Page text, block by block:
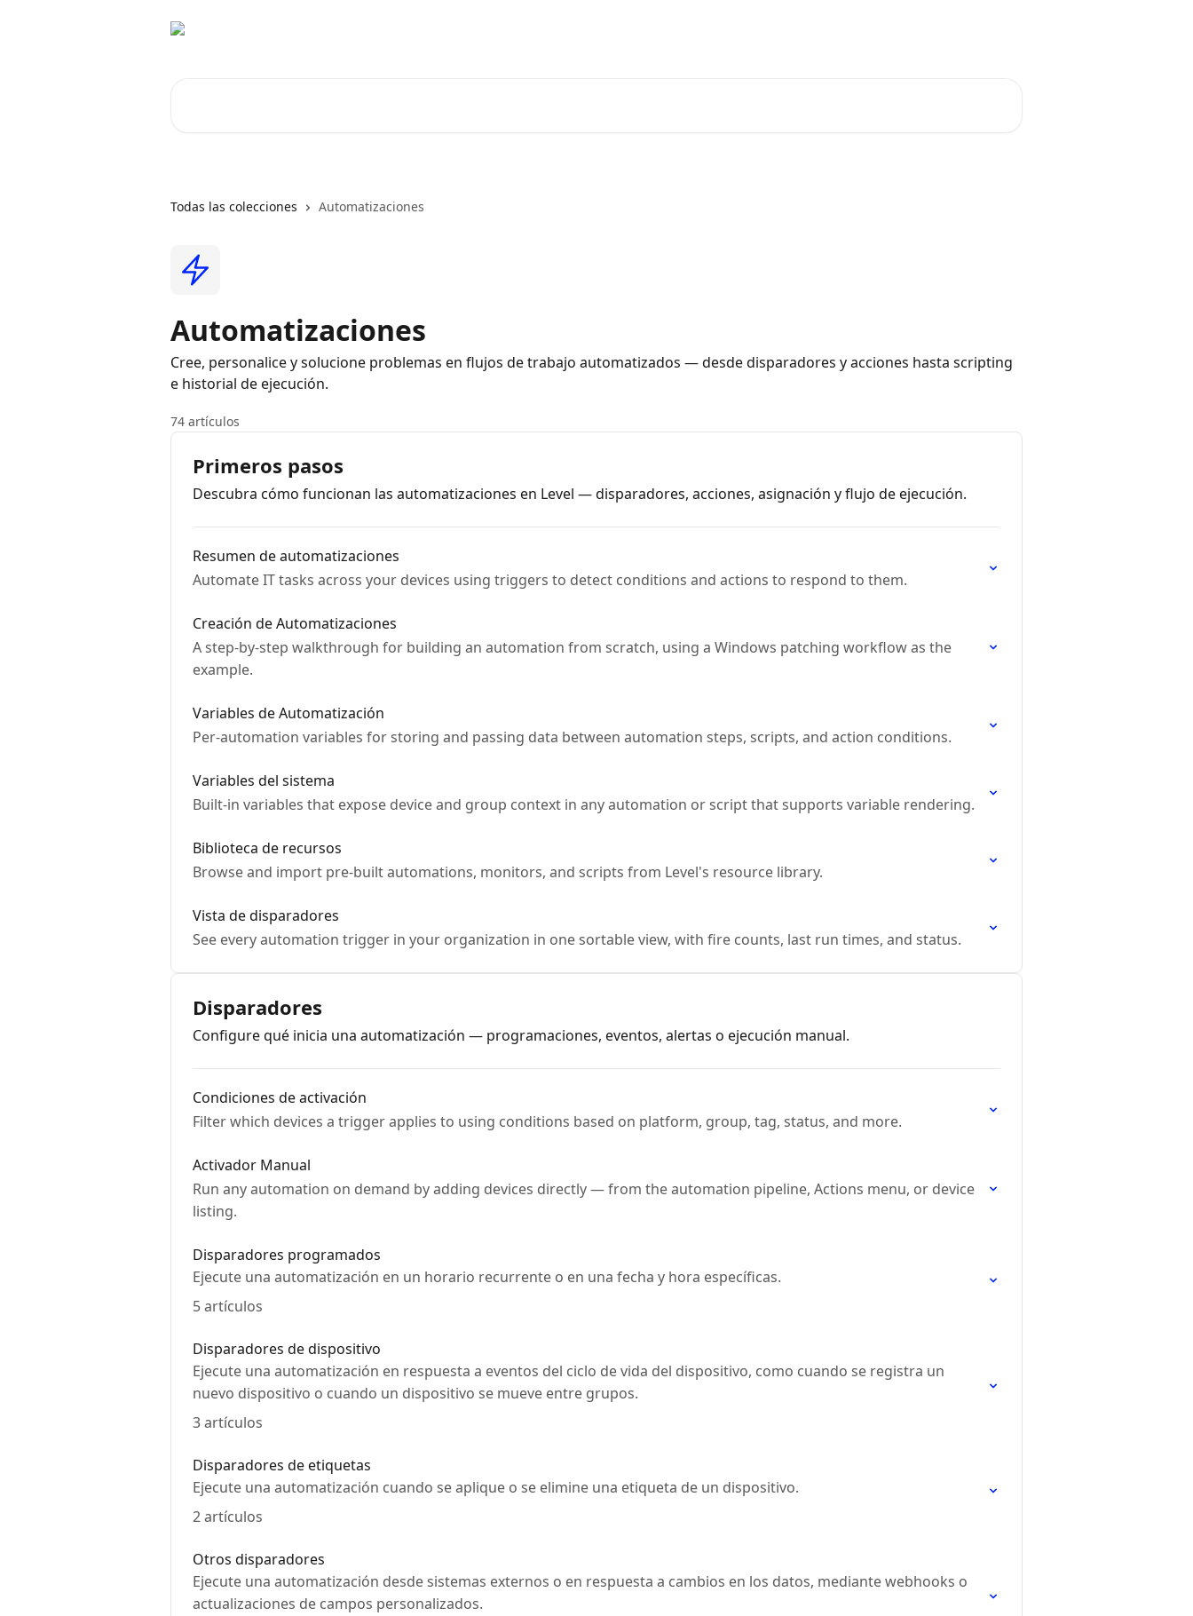
Todas las colecciones Automatizaciones
Automatizaciones
Cree, personalice y solucione problemas en flujos de trabajo automatizados — desde disparadores y acciones hasta scripting
e historial de ejecución.
74 artículos
Primeros pasos
Descubra cómo funcionan las automatizaciones en Level — disparadores, acciones, asignación y flujo de ejecución.
Resumen de automatizaciones
Automate IT tasks across your devices using triggers to detect conditions and actions to respond to them.
Creación de Automatizaciones
A step-by-step walkthrough for building an automation from scratch, using a Windows patching workflow as the
example.
Variables de Automatización
Per-automation variables for storing and passing data between automation steps, scripts, and action conditions.
Variables del sistema
Built-in variables that expose device and group context in any automation or script that supports variable rendering.
Biblioteca de recursos
Browse and import pre-built automations, monitors, and scripts from Level's resource library.
Vista de disparadores
See every automation trigger in your organization in one sortable view, with fire counts, last run times, and status.
Disparadores
Configure qué inicia una automatización — programaciones, eventos, alertas o ejecución manual.
Condiciones de activación
Filter which devices a trigger applies to using conditions based on platform, group, tag, status, and more.
Activador Manual
Run any automation on demand by adding devices directly — from the automation pipeline, Actions menu, or device
listing.
Disparadores programados
Ejecute una automatización en un horario recurrente o en una fecha y hora específicas.
5 artículos
Disparadores de dispositivo
Ejecute una automatización en respuesta a eventos del ciclo de vida del dispositivo, como cuando se registra un
nuevo dispositivo o cuando un dispositivo se mueve entre grupos.
3 artículos
Disparadores de etiquetas
Ejecute una automatización cuando se aplique o se elimine una etiqueta de un dispositivo.
2 artículos
Otros disparadores
Ejecute una automatización desde sistemas externos o en respuesta a cambios en los datos, mediante webhooks o
actualizaciones de campos personalizados.